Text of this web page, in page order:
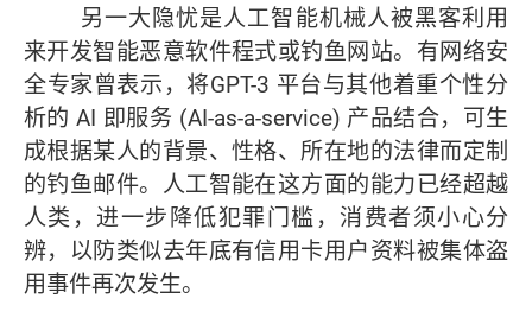
另一大隐忧是人工智能机械人被黑客利用
来开发智能恶意软件程式或钓鱼网站。有网络安
全专家曾表示，将GPT-3 平台与其他着重个性分
析的 AI 即服务 (AI-as-a-service) 产品结合，可生
成根据某人的背景、性格、所在地的法律而定制
的钓鱼邮件。人工智能在这方面的能力已经超越
人类，进一步降低犯罪门槛，消费者须小心分
辨，以防类似去年底有信用卡用户资料被集体盗
用事件再次发生。